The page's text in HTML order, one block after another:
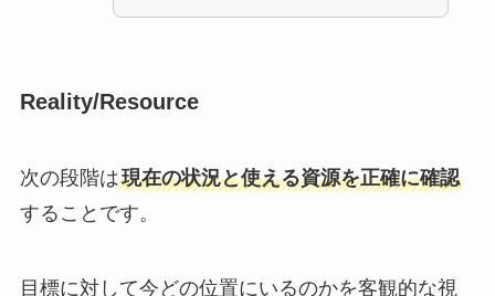
Reality/Resource
次の段階は現在の状況と使える資源を正確に確認
することです。
目標に対して今どの位置にいるのかを客観的な視